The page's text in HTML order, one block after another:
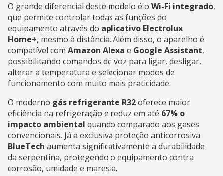
O grande diferencial deste modelo é o Wi-Fi integrado,
que permite controlar todas as funções do
equipamento através do aplicativo Electrolux
Home+, mesmo à distância. Além disso, o aparelho é
compatível com Amazon Alexa e Google Assistant,
possibilitando comandos de voz para ligar, desligar,
alterar a temperatura e selecionar modos de
funcionamento com muito mais praticidade.
O moderno gás refrigerante R32oferece maior
eficiência na refrigeração e reduz em até 67% o
impacto ambiental quando comparado aos gases
convencionais. Já a exclusiva proteção anticorrosiva
BlueTech aumenta significativamente a durabilidade
da serpentina, protegendo o equipamento contra
corrosão, umidade e maresia.